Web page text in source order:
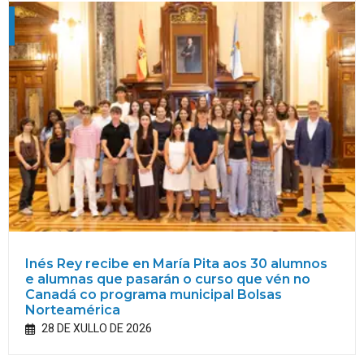
Inés Rey recibe en María Pita aos 30 alumnos
e alumnas que pasarán o curso que vén no
Canadá co programa municipal Bolsas
Norteamérica
28 DE XULLO DE 2026